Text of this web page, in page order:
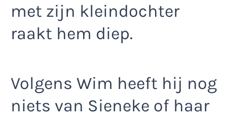
met zijn kleindochter
raakt hem diep.
Volgens Wim heeft hij nog
niets van Sieneke of haar